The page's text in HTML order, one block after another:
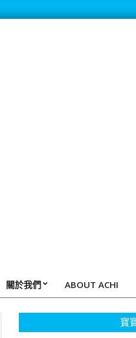
關於我們 ABOUT ACHI
寶